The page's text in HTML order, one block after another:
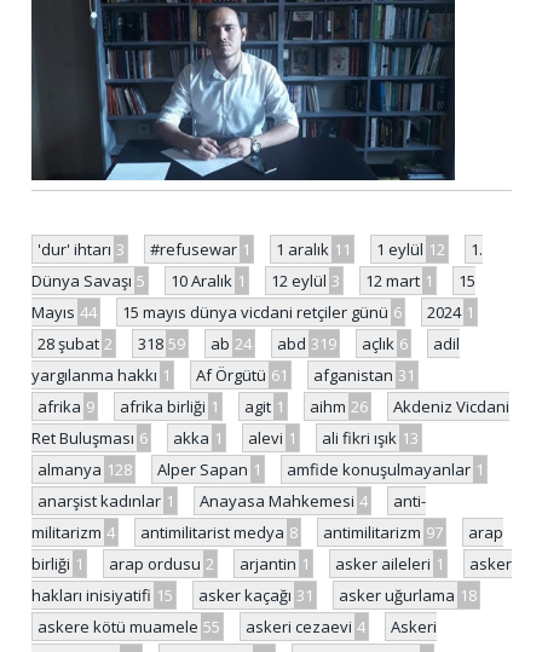
'dur' ihtarı 3 #refusewar 1 1 aralık 11 1 eylül 12
1.
Dünya Savaşı 5 10 Aralık 1 12 eylül 3 12 mart 1
15
Mayıs 44 15 mayıs dünya vicdani retçiler günü 6 2024 1
28 şubat 2 318 59 ab 24 abd 319 açlık 6
adil
yargılanma hakkı 1 Af Örgütü 61 afganistan 31
afrika 9 afrika birliği 1 agit 1 aihm 26
Akdeniz Vicdani
Ret Buluşması 6 akka 1 alevi 1 ali fikri ışık 13
almanya 128 Alper Sapan 1 amfide konuşulmayanlar 1
anarşist kadınlar 1 Anayasa Mahkemesi 4
anti-
militarizm 4 antimilitarist medya 8 antimilitarizm 97
arap
birliği 1 arap ordusu 2 arjantin 1 asker aileleri 1
asker
hakları inisiyatifi 15 asker kaçağı 31 asker uğurlama 18
askere kötü muamele 55 askeri cezaevi 4
Askeri